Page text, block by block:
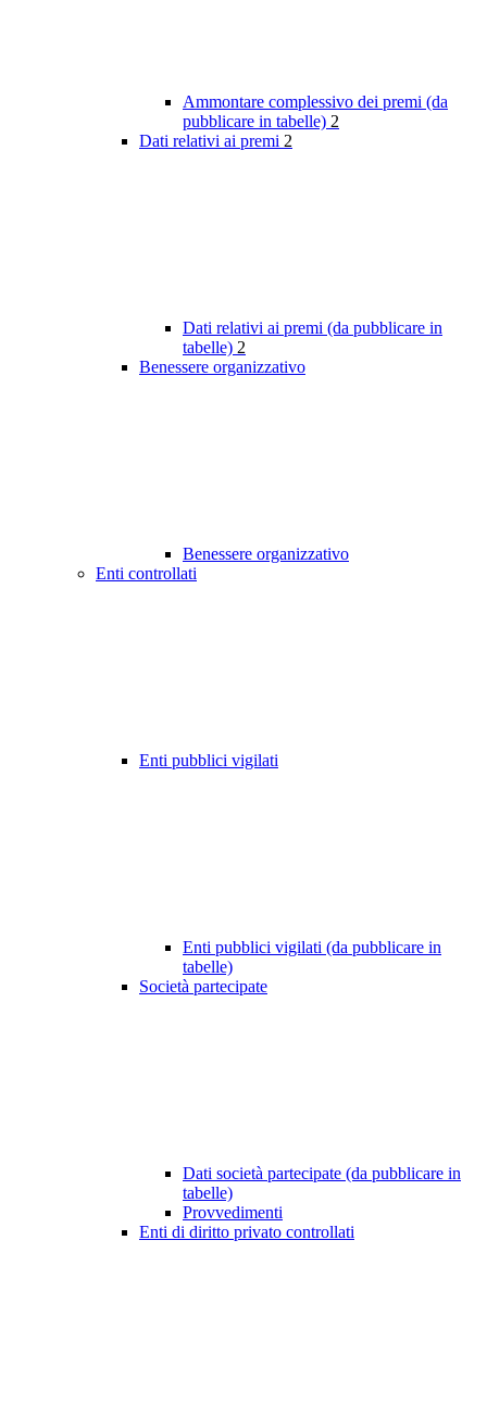
Ammontare complessivo dei premi (da
pubblicare in tabelle) 2
Dati relativi ai premi 2
Dati relativi ai premi (da pubblicare in
tabelle) 2
Benessere organizzativo
Benessere organizzativo
Enti controllati
Enti pubblici vigilati
Enti pubblici vigilati (da pubblicare in
tabelle)
Società partecipate
Dati società partecipate (da pubblicare in
tabelle)
Provvedimenti
Enti di diritto privato controllati